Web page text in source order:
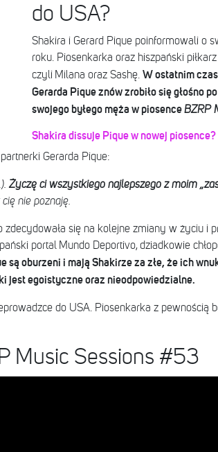
do USA?
Shakira i Gerard Pique poinformowali o
roku. Piosenkarka oraz hiszpański
czyli Milana oraz Sashę. W ostatnim
Gerarda Pique znów zrobiło się głośno
swojego byłego męża w piosenceBZRP
Shakira dissuje Pique w nowej
Gerarda Pique:
Życzę ci wszystkiego najlepszego z moim
nie poznaję.
zdecydowała się na kolejne zmiany w życiu i
portal Mundo Deportivo, dziadkowie
są oburzeni i mają Shakirze za złe, że ich
jest egoistyczne oraz nieodpowiedzialne.
do USA. Piosenkarka z pewnością
Music Sessions #53